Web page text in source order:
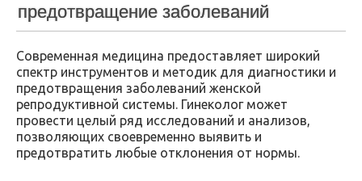
предотвращение заболеваний
Современная медицина предоставляет широкий
спектр инструментов и методик для диагностики и
предотвращения заболеваний женской
репродуктивной системы. Гинеколог может
провести целый ряд исследований и анализов,
позволяющих своевременно выявить и
предотвратить любые отклонения от нормы.